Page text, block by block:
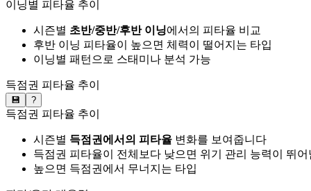
이닝별 피타율 추이
시즌별 초반/중반/후반 이닝에서의 피타율 비교
후반 이닝 피타율이 높으면 체력이 떨어지는 타입
이닝별 패턴으로 스태미나 분석 가능
득점권 피타율 추이
💾 ?
득점권 피타율 추이
시즌별 득점권에서의 피타율 변화를 보여줍니다
득점권 피타율이 전체보다 낮으면 위기 관리 능력이 뛰어
높으면 득점권에서 무너지는 타입